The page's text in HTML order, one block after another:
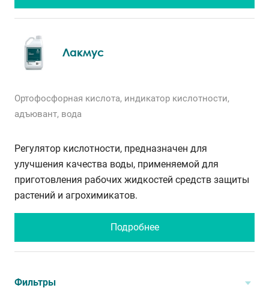
Лакмус
Ортофосфорная кислота, индикатор кислотности,
адъювант, вода
Регулятор кислотности, предназначен для
улучшения качества воды, применяемой для
приготовления рабочих жидкостей средств защиты
растений и агрохимикатов.
Подробнее
Фильтры